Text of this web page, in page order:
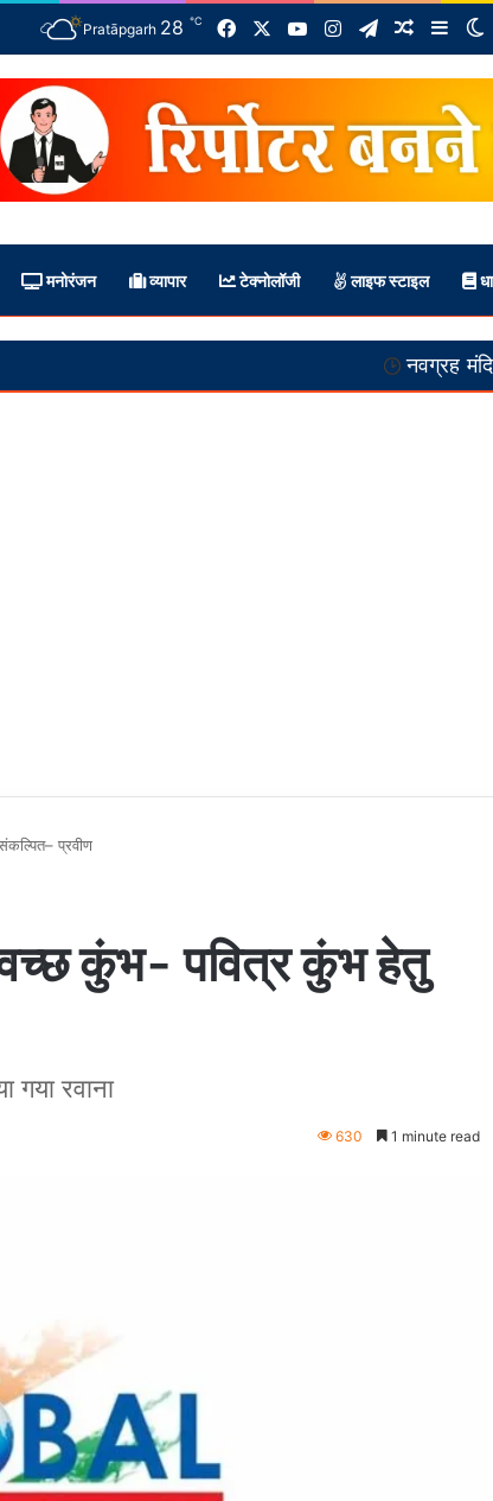
Pratāpgarh 28 ℃ FacebookYouTubeInstagram
Telegram
मनोरंजन व्यापार टेक्नोलॉजी लाइफ स्टाइल
नवग्रह मंदिर निर्माण
प्रवीण
कुंभ- पवित्र कुंभ हेतु
गया रवाना
630 1 minute read